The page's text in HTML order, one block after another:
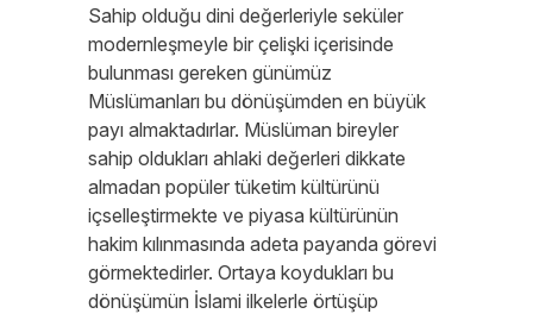
Sahip olduğu dini değerleriyle seküler
modernleşmeyle bir çelişki içerisinde
bulunması gereken günümüz
Müslümanları bu dönüşümden en büyük
payı almaktadırlar. Müslüman bireyler
sahip oldukları ahlaki değerleri dikkate
almadan popüler tüketim kültürünü
içselleştirmekte ve piyasa kültürünün
hakim kılınmasında adeta payanda görevi
görmektedirler. Ortaya koydukları bu
dönüşümün İslami ilkelerle örtüşüp